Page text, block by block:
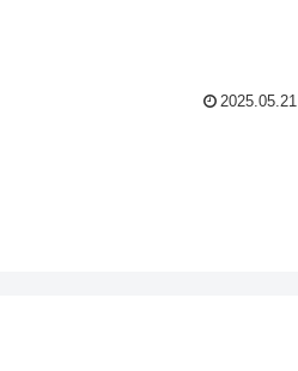
2025.05.21